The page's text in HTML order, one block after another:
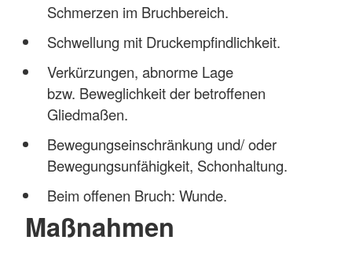
Schmerzen im Bruchbereich.
Schwellung mit Druckempfindlichkeit.
Verkürzungen, abnorme Lage
bzw. Beweglichkeit der betroffenen
Gliedmaßen.
Bewegungseinschränkung und/ oder
Bewegungsunfähigkeit, Schonhaltung.
Beim offenen Bruch: Wunde.
Maßnahmen